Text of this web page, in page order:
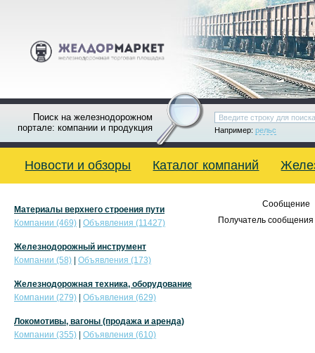
Поиск на железнодорожном
портале: компании и продукция
Например: рельс
Новости и обзоры Каталог компаний
Сообщение
Получатель сообщения
Материалы верхнего строения пути
Компании (469)
Объявления (11427)
Железнодорожный инструмент
Компании (58)
Объявления (173)
Железнодорожная техника, оборудование
Компании (279)
Объявления (629)
Локомотивы, вагоны (продажа и аренда)
Компании (355)
Объявления (610)